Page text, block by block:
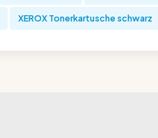
XEROX Tonerkartusche schwarz